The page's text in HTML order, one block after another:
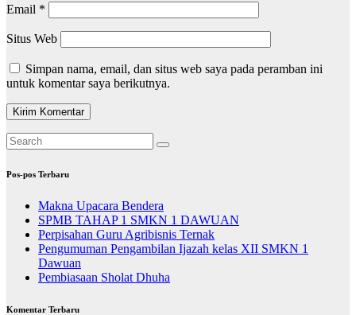
Email *
Situs Web
Simpan nama, email, dan situs web saya pada peramban ini
untuk komentar saya berikutnya.
Pos-pos Terbaru
Makna Upacara Bendera
SPMB TAHAP 1 SMKN 1 DAWUAN
Perpisahan Guru Agribisnis Ternak
Pengumuman Pengambilan Ijazah kelas XII SMKN 1
Dawuan
Pembiasaan Sholat Dhuha
Komentar Terbaru